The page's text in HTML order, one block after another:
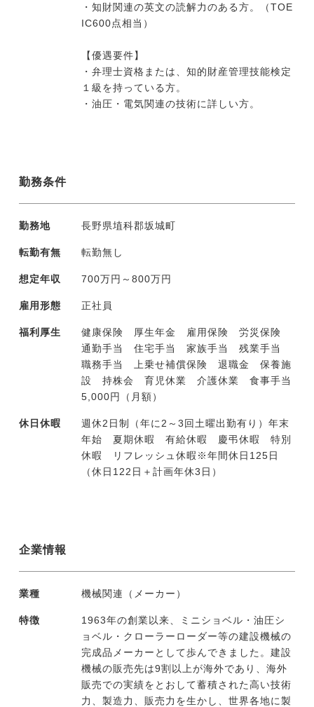
・知財関連の英文の読解力のある方。（TOE
IC600点相当）
【優遇要件】
・弁理士資格または、知的財産管理技能検定
１級を持っている方。
・油圧・電気関連の技術に詳しい方。
勤務条件
勤務地 長野県埴科郡坂城町
転勤有無 転勤無し
想定年収 700万円～800万円
雇用形態 正社員
福利厚生
健康保険 厚生年金 雇用保険 労災保険
通勤手当 住宅手当 家族手当 残業手当
職務手当 上乗せ補償保険 退職金 保養施
設 持株会 育児休業 介護休業 食事手当
5,000円（月額）
休日休暇
週休2日制（年に2～3回土曜出勤有り）年末
年始 夏期休暇 有給休暇 慶弔休暇 特別
休暇 リフレッシュ休暇※年間休日125日
（休日122日＋計画年休3日）
企業情報
業種 機械関連（メーカー）
特徴
1963年の創業以来、ミニショベル・油圧シ
ョベル・クローラーローダー等の建設機械の
完成品メーカーとして歩んできました。建設
機械の販売先は9割以上が海外であり、海外
販売での実績をとおして蓄積された高い技術
力、製造力、販売力を生かし、世界各地に製